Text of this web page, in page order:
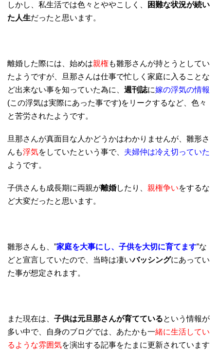
しかし、私生活では色々とややこしく、
困難な状況が続い
た人生だったと思います。
離婚した際には、始めは親権も雛形さんが持とうとしてい
たようですが、旦那さんは仕事で忙しく家庭に入ることな
ど出来ない事を知っていた為に、 週刊誌に嫁の浮気の情報
(この浮気は実際にあった事です)をリークするなど、色々
と苦労されたようです。
旦那さんが真面目な人かどうかはわかりませんが、雛形さ
んも浮気をしていたという事で、 夫婦仲は冷え切っていた
ようです。
子供さんも成長期に両親が離婚したり、 親権争いをするな
ど大変だったと思います。
雛形さんも、”家庭を大事にし、子供を大切に育てます”な
どと宣言していたので、当時は凄いバッシングにあってい
た事が想定されます。
また現在は、 子供は元旦那さんが育てているという情報が
多い中で、自身のブログでは、あたかも一緒に生活してい
るような雰囲気を演出する記事をたまに更新されています